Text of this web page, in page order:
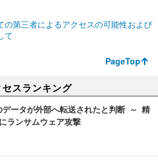
の第三者によるアクセスの可能性および
て
PageTop
セスランキング
データが外部へ転送されたと判断 ～ 精
ランサムウェア攻撃